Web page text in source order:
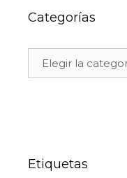
Categorías
Etiquetas